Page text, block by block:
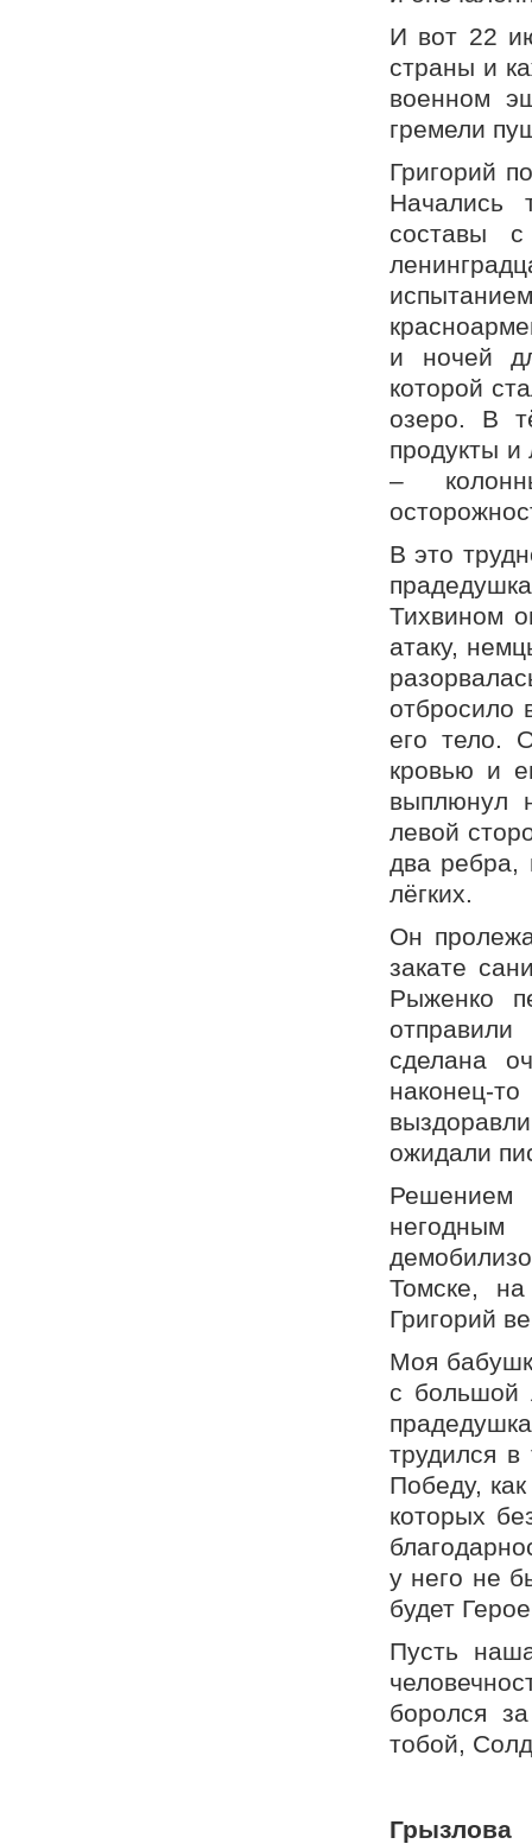
И вот 22
страны и
военном
гремели
Григорий
Начались
составы
и ночей
которой
озеро. В
продукты и
–
В это
Тихвином
атаку,
отбросило
его тело.
кровью и
выплюнул
левой
два ребра,
лёгких.
Он
закате
Рыженко
сделана
ожидали
Решением
Томске,
Григорий
Моя
с большой
трудился
Победу,
которых
у него не
будет
Пусть
боролся
тобой,